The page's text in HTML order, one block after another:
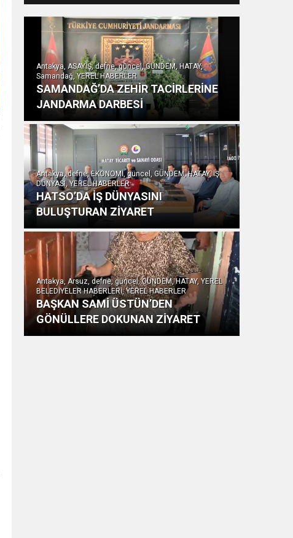
BİRLİKLERİ İÇİN GERİ
SAYIM BAŞLADI
Antakya, ASAYİŞ, defne, güncel, GÜNDEM, HATAY,
Samandağ, YEREL HABERLER
SAMANDAĞ’DA ZEHİR TACİRLERİNE
JANDARMA DARBESİ
Antakya, defne, EKONOMİ, güncel, GÜNDEM, HATAY, İŞ
DÜNYASI, YEREL HABERLER
HATSO’DA İŞ DÜNYASINI
BULUŞTURAN ZİYARET
Antakya, Arsuz, defne, güncel, GÜNDEM, HATAY, YEREL
BELEDİYELER HABERLERİ, YEREL HABERLER
BAŞKAN SAMİ ÜSTÜN’DEN
GÖNÜLLERE DOKUNAN ZİYARET